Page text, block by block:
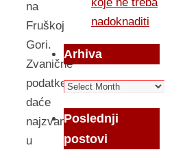
na
Fruškoj
Gori.
Zvanične
podatke
daće
najzvaničniji
u
nadoknaditi
Arhiva
Arhiva
Poslednji
postovi